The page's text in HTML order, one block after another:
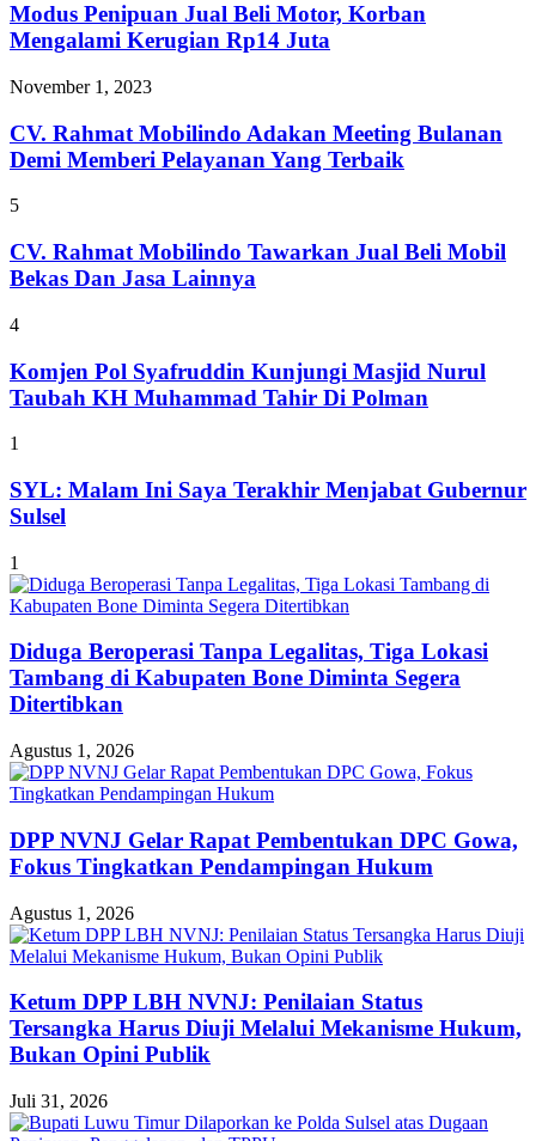
Modus Penipuan Jual Beli Motor, Korban
Mengalami Kerugian Rp14 Juta
November 1, 2023
CV. Rahmat Mobilindo Adakan Meeting Bulanan
Demi Memberi Pelayanan Yang Terbaik
5
CV. Rahmat Mobilindo Tawarkan Jual Beli Mobil
Bekas Dan Jasa Lainnya
4
Komjen Pol Syafruddin Kunjungi Masjid Nurul
Taubah KH Muhammad Tahir Di Polman
1
SYL: Malam Ini Saya Terakhir Menjabat Gubernur
Sulsel
1
Diduga Beroperasi Tanpa Legalitas, Tiga Lokasi
Tambang di Kabupaten Bone Diminta Segera
Ditertibkan
Agustus 1, 2026
DPP NVNJ Gelar Rapat Pembentukan DPC Gowa,
Fokus Tingkatkan Pendampingan Hukum
Agustus 1, 2026
Ketum DPP LBH NVNJ: Penilaian Status
Tersangka Harus Diuji Melalui Mekanisme Hukum,
Bukan Opini Publik
Juli 31, 2026